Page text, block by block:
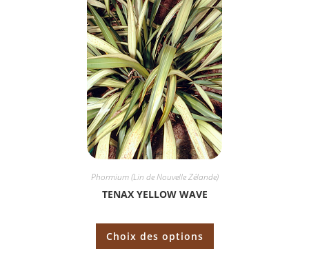
Phormium (Lin de Nouvelle Zélande)
TENAX YELLOW WAVE
Choix des options